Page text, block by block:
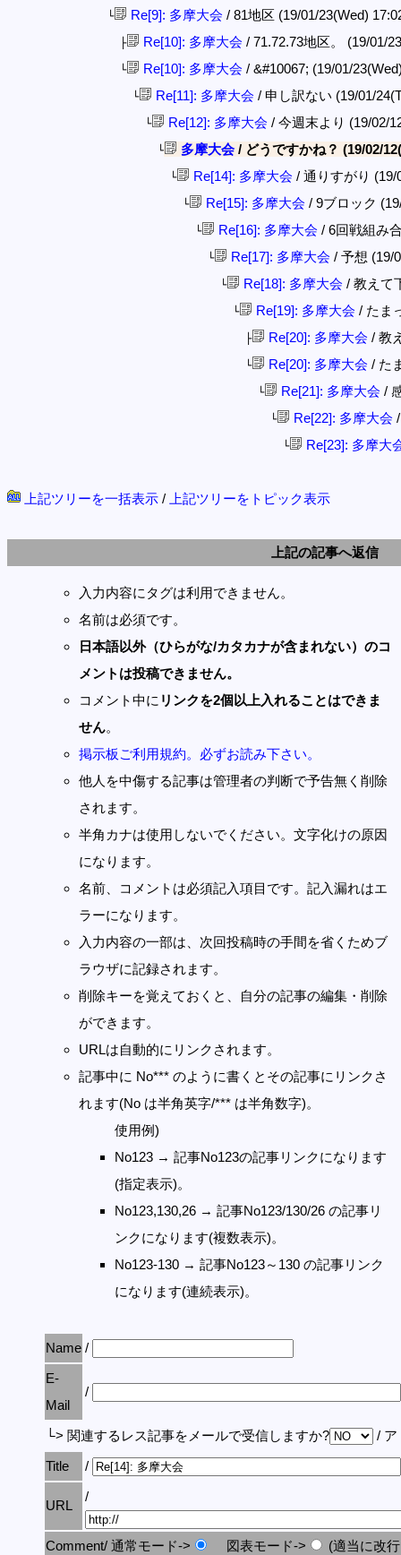
└ Re[9]: 多摩大会 / 81地区 (19/01/23(Wed)
├ Re[10]: 多摩大会 / 71.72.73地区。 (19/01/
└ Re[10]: 多摩大会 / &#10067; (19/01/
└ Re[11]: 多摩大会 / 申し訳ない (19/01/
└ Re[12]: 多摩大会 / 今週末より (19/02/
└ 多摩大会/ どうですかね？ (19/02/
└ Re[14]: 多摩大会 / 通りすがり
└ Re[15]: 多摩大会 / 9ブロック
└ Re[16]: 多摩大会 / 6回戦組み
└ Re[17]: 多摩大会 / 予想 (19/
└ Re[18]: 多摩大会 / 教えて
└ Re[19]: 多摩大会 / たま
├ Re[20]: 多摩大会 / 教
└ Re[20]: 多摩大会 / た
└ Re[21]: 多摩大会 /
└ Re[22]: 多摩大会
└ Re[23]: 多摩大
上記ツリーを一括表示 / 上記ツリーをトピック表示
上記の記事へ返信
入力内容にタグは利用できません。
名前は必須です。
日本語以外（ひらがな/カタカナが含まれない）のコ
メントは投稿できません。
コメント中に リンクを2個以上入れることはできま
せん。
掲示板ご利用規約。必ずお読み下さい。
他人を中傷する記事は管理者の判断で予告無く削除
されます。
半角カナは使用しないでください。文字化けの原因
になります。
名前、コメントは必須記入項目です。記入漏れはエ
ラーになります。
入力内容の一部は、次回投稿時の手間を省くためブ
ラウザに記録されます。
削除キーを覚えておくと、自分の記事の編集・削除
ができます。
URLは自動的にリンクされます。
記事中に No*** のように書くとその記事にリンクさ
れます(No は半角英字/*** は半角数字)。
使用例)
No123 → 記事No123の記事リンクになります
(指定表示)。
No123,130,26 → 記事No123/130/26 の記事リ
ンクになります(複数表示)。
No123-130 → 記事No123～130 の記事リンク
になります(連続表示)。
Name /
E-
Mail
/
└> 関連するレス記事をメールで受信しますか?
/ ア
Title
/
URL
/
Comment/ 通常モード-> 図表モード-> (適当に改